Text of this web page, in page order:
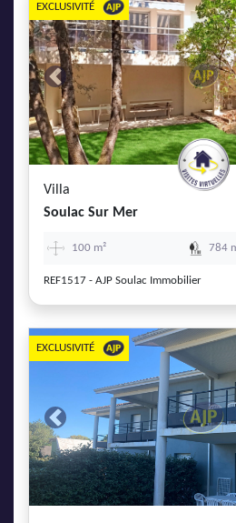
Previous
EXCLUSIVITÉ
Villa
Soulac Sur Mer
100 m² 784
REF1517 - AJP Soulac Immobilier
Previous
EXCLUSIVITÉ